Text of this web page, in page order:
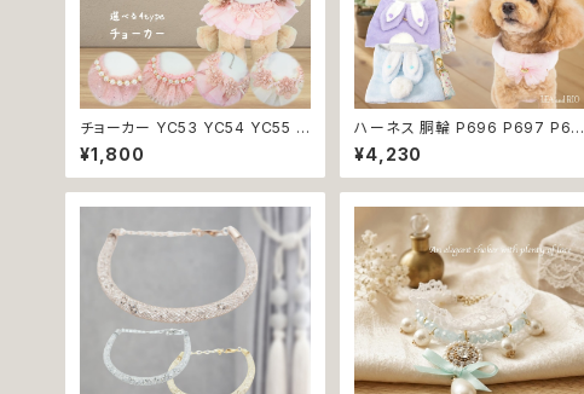
チョーカー YC53 YC54 YC55 Y
C56 アクセサリー ネック フォーマ
ル パーティー イベント おめかし
女の子 犬 犬服 小型 猫 服 洋服
¥1,800
ハーネス 胴輪 P696 P697 P69
8 P699 洋服のようなハーネス う
さぎ ラビット rabbit 暖か 秋冬 お
揃い 引っ張り防止 散歩 お出掛け
猫服 かわいい おしゃれ 小型犬 返
品交換不可
¥4,230